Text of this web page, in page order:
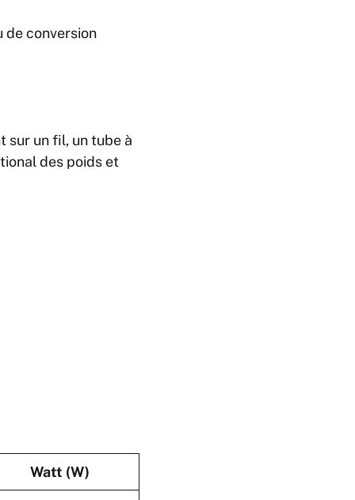
de conversion
sur un fil, un tube à
des poids et
Watt (W)